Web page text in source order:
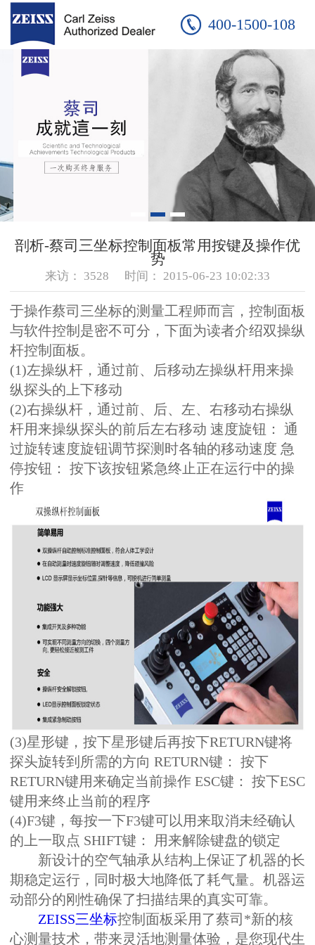
400-1500-108
剖析-蔡司三坐标控制面板常用按键及操作优
势
来访： 3528 时间： 2015-06-23 10:02:33
于操作蔡司三坐标的测量工程师而言，控制面板
与软件控制是密不可分，下面为读者介绍双操纵
杆控制面板。
(1)左操纵杆，通过前、后移动左操纵杆用来操
纵探头的上下移动
(2)右操纵杆，通过前、后、左、右移动右操纵
杆用来操纵探头的前后左右移动 速度旋钮： 通
过旋转速度旋钮调节探测时各轴的移动速度 急
停按钮： 按下该按钮紧急终止正在运行中的操
作
(3)星形键，按下星形键后再按下RETURN键将
探头旋转到所需的方向 RETURN键： 按下
RETURN键用来确定当前操作 ESC键： 按下ESC
键用来终止当前的程序
(4)F3键，每按一下F3键可以用来取消未经确认
的上一取点 SHIFT键： 用来解除键盘的锁定
新设计的空气轴承从结构上保证了机器的长
期稳定运行，同时极大地降低了耗气量。机器运
动部分的刚性确保了扫描结果的真实可靠。
ZEISS三坐标控制面板采用了蔡司*新的核
心测量技术，带来灵活地测量体验，是您现代生